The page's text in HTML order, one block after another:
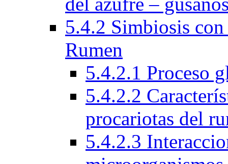
5.4.2 Simbiosis
Rumen
5.4.2.1 Proceso
5.4.2.2
procariotas del
5.4.2.3